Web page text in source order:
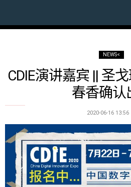
NEWS<
CDIE演讲嘉宾 || 圣
春香确认
2020-06-16 13:56